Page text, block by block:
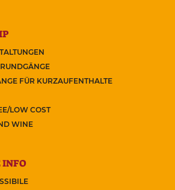
FÜR KURZAUFENTHALTE
LOW COST
WINE
INFO